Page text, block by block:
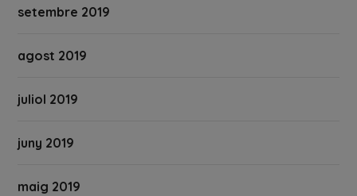
setembre 2019
agost 2019
juliol 2019
juny 2019
maig 2019